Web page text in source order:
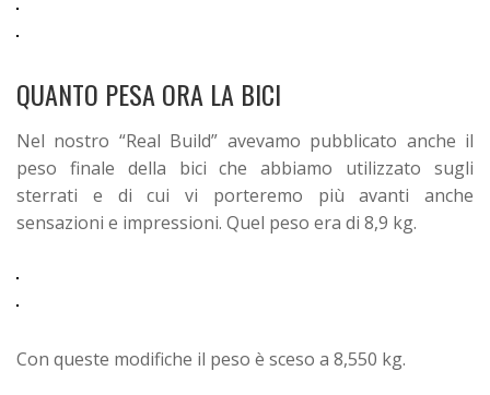
QUANTO PESA ORA LA BICI
Nel nostro “Real Build” avevamo pubblicato anche il
peso finale della bici che abbiamo utilizzato sugli
sterrati e di cui vi porteremo più avanti anche
sensazioni e impressioni. Quel peso era di 8,9 kg.
Con queste modifiche il peso è sceso a 8,550 kg.